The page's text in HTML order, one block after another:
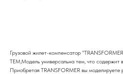
Грузовой жилет-компенсатор
ТЕМ,Модель универсальна тем, что содержит
Приобретая TRANSFORMER вы моделируете